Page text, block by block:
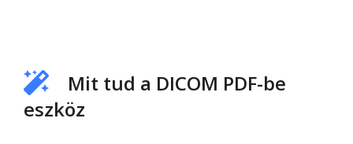
Mit tud a DICOM PDF-be
eszköz